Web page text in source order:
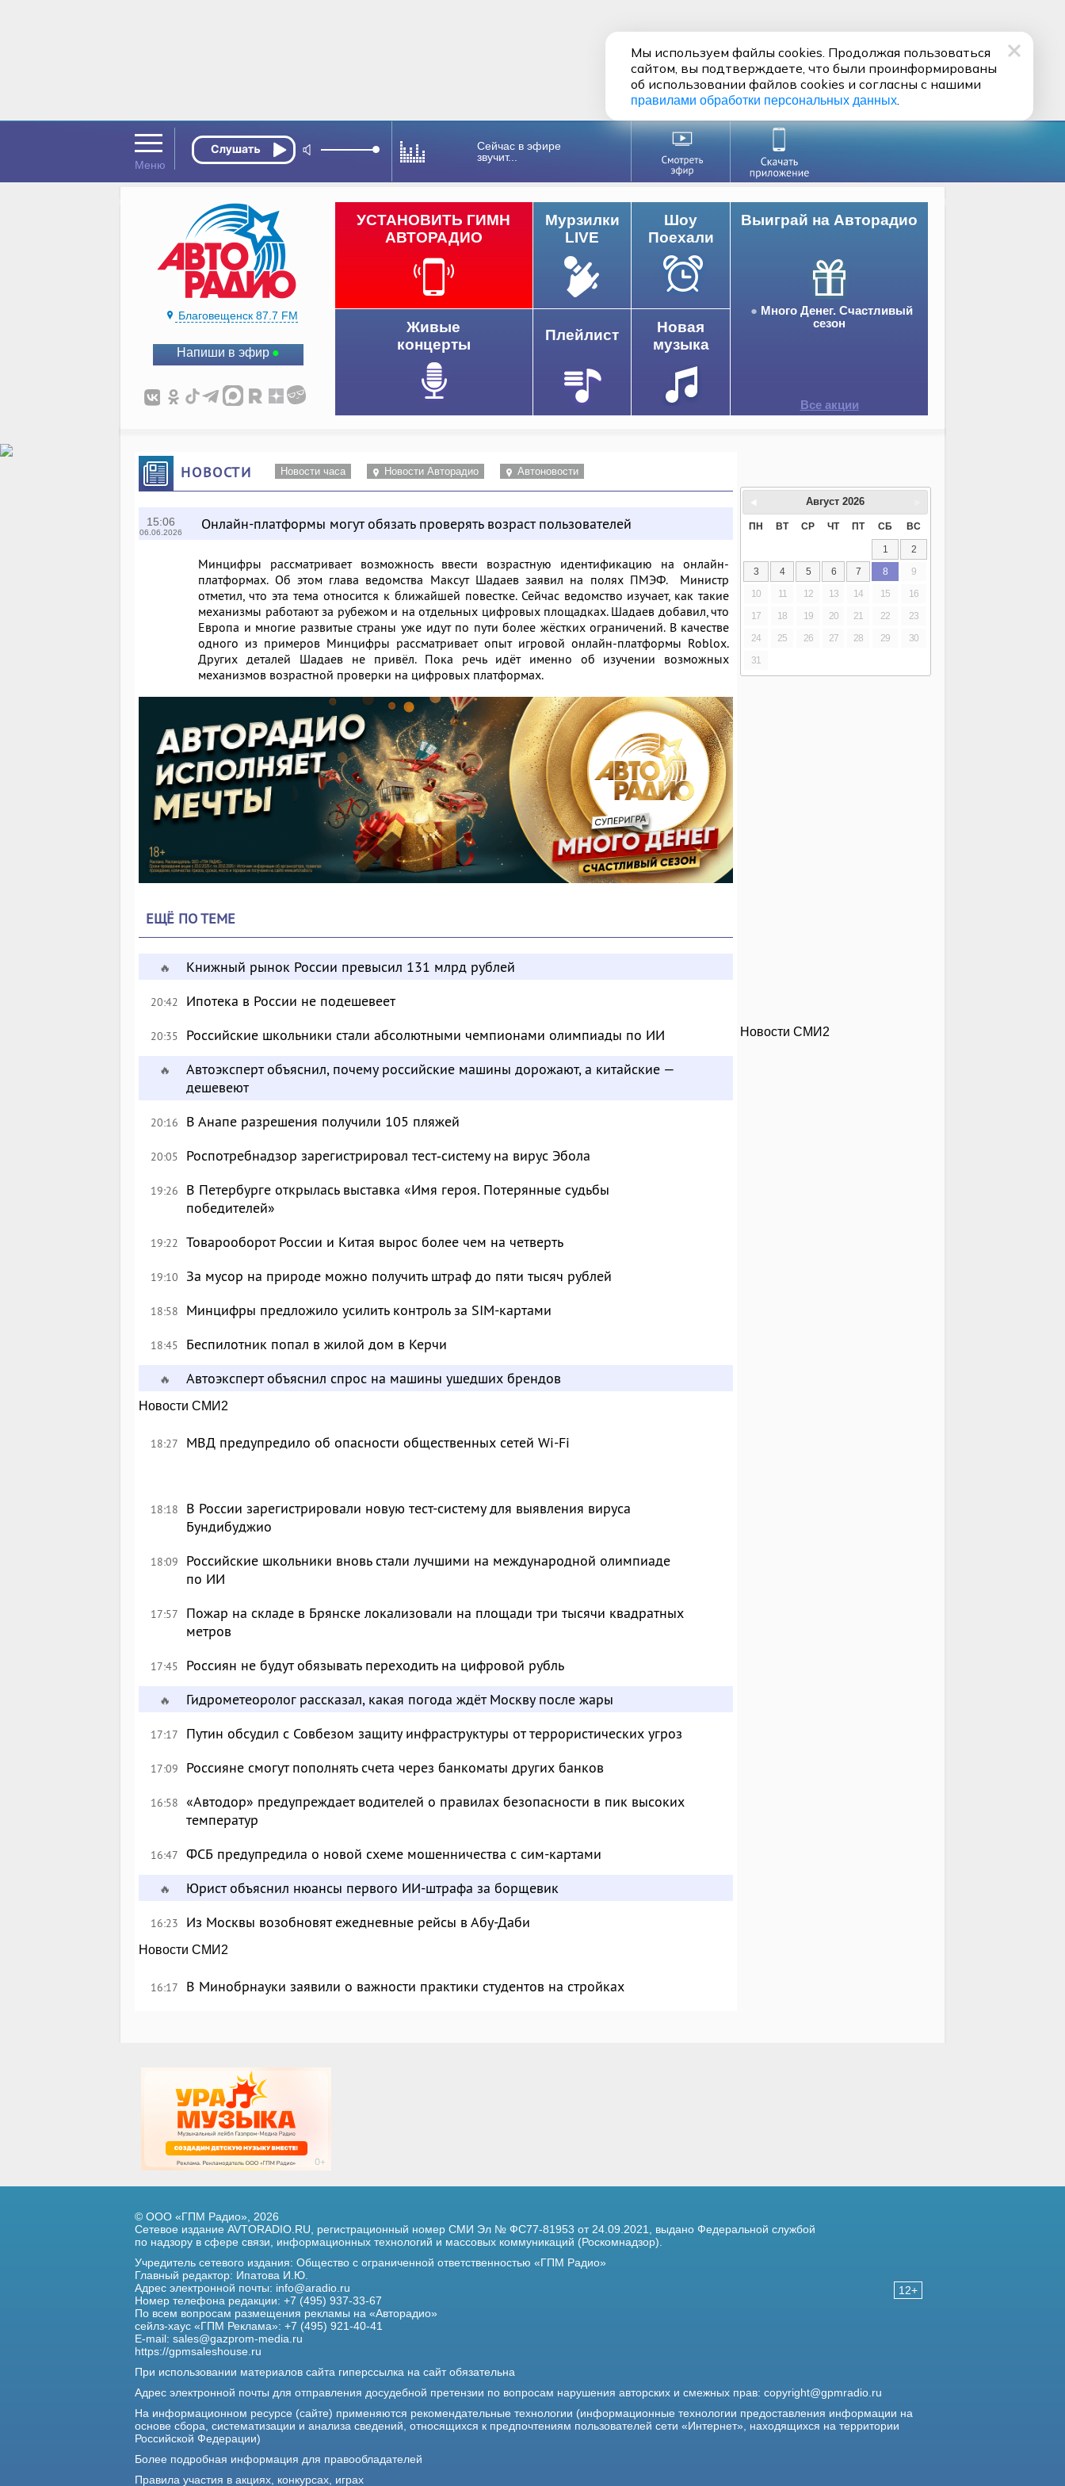
Сейчас в эфире
звучит...
Благовещенск 87.7 FM
Напиши в эфир
Выиграй на Авторадио
Много Денег. Счастливый
сезон
Все акции
УСТАНОВИТЬ ГИМН
АВТОРАДИО
Мурзилки
LIVE
Шоу
Поехали
Живые
концерты
Плейлист
Новая
музыка
НОВОСТИ Новости часа Новости Авторадио Автоновости
15:06
06.06.2026 Онлайн-платформы могут обязать проверять возраст пользователей
Минцифры рассматривает возможность ввести возрастную идентификацию на онлайн-
платформах. Об этом глава ведомства Максут Шадаев заявил на полях ПМЭФ. Министр
отметил, что эта тема относится к ближайшей повестке. Сейчас ведомство изучает, как такие
механизмы работают за рубежом и на отдельных цифровых площадках. Шадаев добавил, что
Европа и многие развитые страны уже идут по пути более жёстких ограничений. В качестве
одного из примеров Минцифры рассматривает опыт игровой онлайн-платформы Roblox.
Других деталей Шадаев не привёл. Пока речь идёт именно об изучении возможных
механизмов возрастной проверки на цифровых платформах.
ЕЩЁ ПО ТЕМЕ
🔥 Книжный рынок России превысил 131 млрд рублей
20:42 Ипотека в России не подешевеет
20:35 Российские школьники стали абсолютными чемпионами олимпиады по ИИ
🔥
Автоэксперт объяснил, почему российские машины дорожают, а китайские —
дешевеют
20:16 В Анапе разрешения получили 105 пляжей
20:05 Роспотребнадзор зарегистрировал тест‑систему на вирус Эбола
19:26
В Петербурге открылась выставка «Имя героя. Потерянные судьбы
победителей»
19:22 Товарооборот России и Китая вырос более чем на четверть
19:10 За мусор на природе можно получить штраф до пяти тысяч рублей
18:58 Минцифры предложило усилить контроль за SIM-картами
18:45 Беспилотник попал в жилой дом в Керчи
🔥 Автоэксперт объяснил спрос на машины ушедших брендов
Новости СМИ2
18:27 МВД предупредило об опасности общественных сетей Wi-Fi
18:18
В России зарегистрировали новую тест-систему для выявления вируса
Бундибуджио
18:09
Российские школьники вновь стали лучшими на международной олимпиаде
по ИИ
17:57
Пожар на складе в Брянске локализовали на площади три тысячи квадратных
метров
17:45 Россиян не будут обязывать переходить на цифровой рубль
🔥 Гидрометеоролог рассказал, какая погода ждёт Москву после жары
17:17 Путин обсудил с Совбезом защиту инфраструктуры от террористических угроз
17:09 Россияне смогут пополнять счета через банкоматы других банков
16:58 «Автодор» предупреждает водителей о правилах безопасности в пик высоких
температур
16:47 ФСБ предупредила о новой схеме мошенничества с сим-картами
🔥 Юрист объяснил нюансы первого ИИ-штрафа за борщевик
16:23 Из Москвы возобновят ежедневные рейсы в Абу-Даби
Новости СМИ2
16:17 В Минобрнауки заявили о важности практики студентов на стройках
Август 2026
ПН ВТ СР ЧТ ПТ СБ ВС
1
2
3
4 5 6 7 8
9
10
11 12 13 14 15
16
17
18 19 20 21 22
23
24
25 26 27 28 29
30
31
Новости СМИ2
12+
© ООО «ГПМ Радио», 2026
Сетевое издание AVTORADIO.RU, регистрационный номер СМИ Эл № ФС77-81953 от 24.09.2021, выдано Федеральной службой
по надзору в сфере связи, информационных технологий и массовых коммуникаций (Роскомнадзор).
Учредитель сетевого издания: Общество с ограниченной ответственностью «ГПМ Радио»
Главный редактор: Ипатова И.Ю.
Адрес электронной почты: info@aradio.ru
Номер телефона редакции: +7 (495) 937-33-67
По всем вопросам размещения рекламы на «Авторадио»
сейлз-хаус «ГПМ Реклама»: +7 (495) 921-40-41
E-mail: sales@gazprom-media.ru
https://gpmsaleshouse.ru
При использовании материалов сайта гиперссылка на сайт обязательна
Адрес электронной почты для отправления досудебной претензии по вопросам нарушения авторских и смежных прав: copyright@gpmradio.ru
На информационном ресурсе (сайте) применяются рекомендательные технологии (информационные технологии предоставления информации на
основе сбора, систематизации и анализа сведений, относящихся к предпочтениям пользователей сети «Интернет», находящихся на территории
Российской Федерации)
Более подробная информация для правообладателей
Правила участия в акциях, конкурсах, играх
Мы используем файлы cookies. Продолжая пользоваться
сайтом, вы подтверждаете, что были проинформированы
об использовании файлов cookies и согласны с нашими
правилами обработки персональных данных.